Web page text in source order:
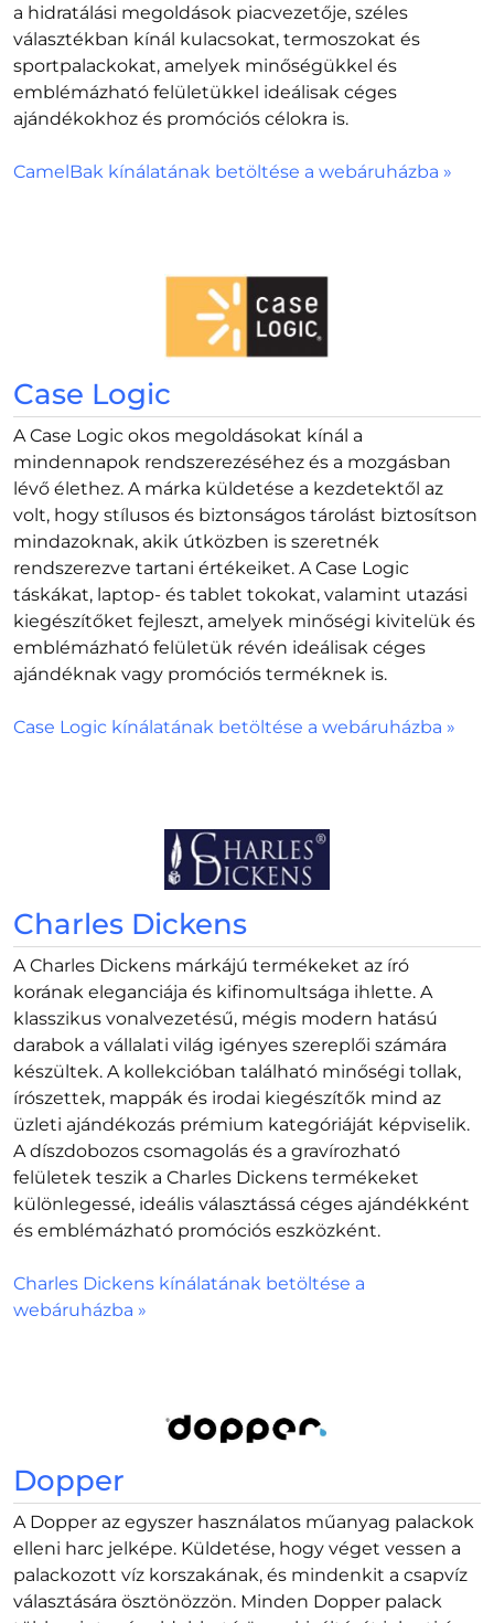
a hidratálási megoldások piacvezetője, széles
választékban kínál kulacsokat, termoszokat és
sportpalackokat, amelyek minőségükkel és
emblémázható felületükkel ideálisak céges
ajándékokhoz és promóciós célokra is.
CamelBak kínálatának betöltése a webáruházba »
Case Logic
A Case Logic okos megoldásokat kínál a
mindennapok rendszerezéséhez és a mozgásban
lévő élethez. A márka küldetése a kezdetektől az
volt, hogy stílusos és biztonságos tárolást biztosítson
mindazoknak, akik útközben is szeretnék
rendszerezve tartani értékeiket. A Case Logic
táskákat, laptop- és tablet tokokat, valamint utazási
kiegészítőket fejleszt, amelyek minőségi kivitelük és
emblémázható felületük révén ideálisak céges
ajándéknak vagy promóciós terméknek is.
Case Logic kínálatának betöltése a webáruházba »
Charles Dickens
A Charles Dickens márkájú termékeket az író
korának eleganciája és kifinomultsága ihlette. A
klasszikus vonalvezetésű, mégis modern hatású
darabok a vállalati világ igényes szereplői számára
készültek. A kollekcióban található minőségi tollak,
írószettek, mappák és irodai kiegészítők mind az
üzleti ajándékozás prémium kategóriáját képviselik.
A díszdobozos csomagolás és a gravírozható
felületek teszik a Charles Dickens termékeket
különlegessé, ideális választássá céges ajándékként
és emblémázható promóciós eszközként.
Charles Dickens kínálatának betöltése a
webáruházba »
Dopper
A Dopper az egyszer használatos műanyag palackok
elleni harc jelképe. Küldetése, hogy véget vessen a
palackozott víz korszakának, és mindenkit a csapvíz
választására ösztönözzön. Minden Dopper palack